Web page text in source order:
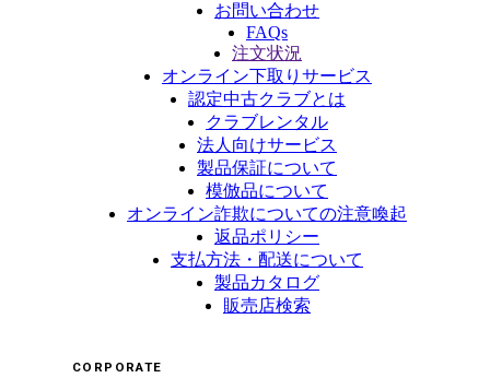
お問い合わせ
FAQs
注文状況
オンライン下取りサービス
認定中古クラブとは
クラブレンタル
法人向けサービス
製品保証について
模倣品について
オンライン詐欺についての注意喚起
返品ポリシー
支払方法・配送について
製品カタログ
販売店検索
CORPORATE